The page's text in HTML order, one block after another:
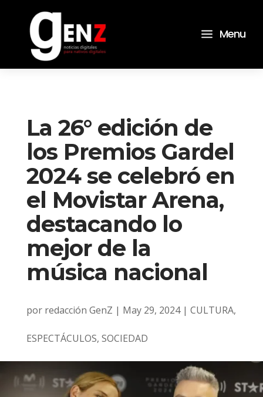
a Menu
La 26° edición de
los Premios Gardel
2024 se celebró en
el Movistar Arena,
destacando lo
mejor de la
música nacional
por redacción GenZ | May 29, 2024| CULTURA,
ESPECTÁCULOS, SOCIEDAD